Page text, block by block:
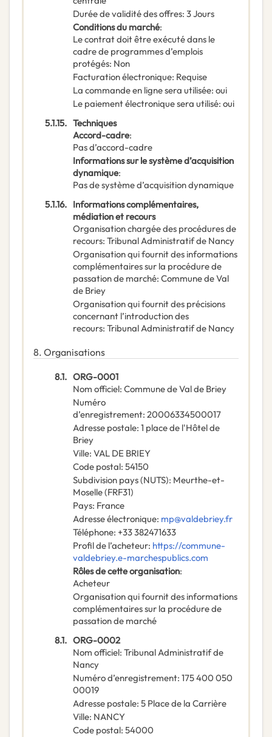
Durée de validité des offres: 3Jours
Conditions du marché:
Le contrat doit être exécuté dans le
cadre de programmes d’emplois
protégés: Non
Facturation électronique: Requise
La commande en ligne sera utilisée: oui
Le paiement électronique sera utilisé: oui
5.1.15. Techniques
Accord-cadre:
Pas d’accord-cadre
Informations sur le système d’acquisition
dynamique:
Pas de système d’acquisition dynamique
5.1.16. Informations complémentaires,
médiation et recours
Organisation chargée des procédures de
recours: Tribunal Administratif de Nancy
Organisation qui fournit des informations
complémentaires sur la procédure de
passation de marché: Commune de Val
de Briey
Organisation qui fournit des précisions
concernant l’introduction des
recours: Tribunal Administratif de Nancy
8. Organisations
8.1. ORG-0001
Nom officiel: Commune de Val de Briey
Numéro
d’enregistrement: 20006334500017
Adresse postale: 1 place de l'Hôtel de
Briey
Ville: VAL DE BRIEY
Code postal: 54150
Subdivision pays (NUTS): Meurthe-et-
Moselle(FRF31)
Pays: France
Adresse électronique: mp@valdebriey.fr
Téléphone: +33 382471633
Profil de l’acheteur: https://commune-
valdebriey.e-marchespublics.com
Rôles de cette organisation:
Acheteur
Organisation qui fournit des informations
complémentaires sur la procédure de
passation de marché
8.1. ORG-0002
Nom officiel: Tribunal Administratif de
Nancy
Numéro d’enregistrement: 175 400 050
00019
Adresse postale: 5 Place de la Carrière
Ville: NANCY
Code postal: 54000